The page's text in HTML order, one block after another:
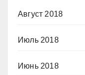
Август 2018
Июль 2018
Июнь 2018